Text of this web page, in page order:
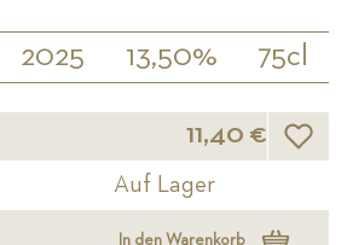
2025 13,50% 75cl
11,40 €
Auf Lager
In den Warenkorb